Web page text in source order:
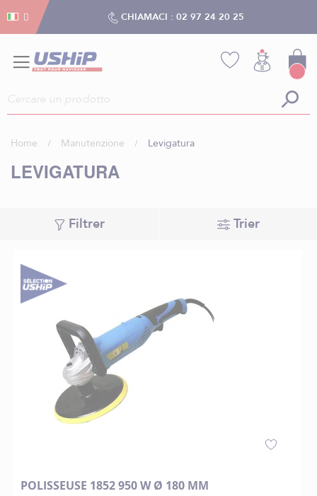
CHIAMACI : 02 97 24 20 25
Home Manutenzione Levigatura
LEVIGATURA
Filtrer Trier
POLISSEUSE 1852 950 W Ø 180 MM
Gestion dei cookies
Gestion dei cookies